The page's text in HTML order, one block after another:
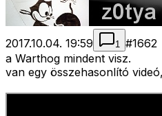
2017.10.04. 19:59 1 #1662
a Warthog mindent visz.
van egy összehasonlító